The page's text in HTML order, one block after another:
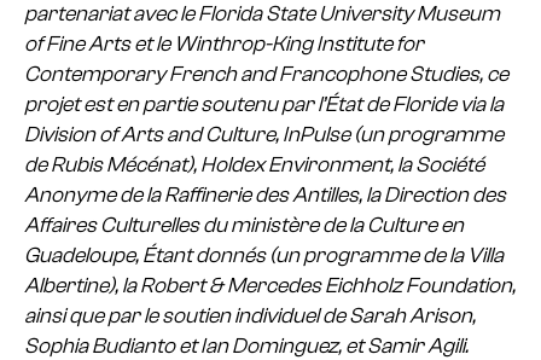
partenariat avec le Florida State University Museum
of Fine Arts et le Winthrop-King Institute for
Contemporary French and Francophone Studies, ce
projet est en partie soutenu par l’État de Floride via la
Division of Arts and Culture, InPulse (un programme
de Rubis Mécénat), Holdex Environment, la Société
Anonyme de la Raffinerie des Antilles, la Direction des
Affaires Culturelles du ministère de la Culture en
Guadeloupe, Étant donnés (un programme de la Villa
Albertine), la Robert & Mercedes Eichholz Foundation,
ainsi que par le soutien individuel de Sarah Arison,
Sophia Budianto et Ian Dominguez, et Samir Agili.